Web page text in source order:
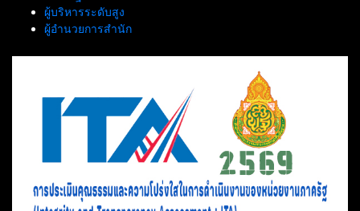
ผู้บริหารระดับสูง
ผู้อำนวยการสำนัก